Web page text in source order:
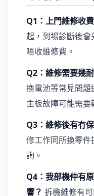
Q1：上門維修收
起，到場診斷後
唔收維修費。
Q2：維修需要幾
換電池等常見問
主板故障可能需要
Q3：維修後有冇
修工作同所換零
詢。
Q4：我部機仲有
響？ 拆機維修有